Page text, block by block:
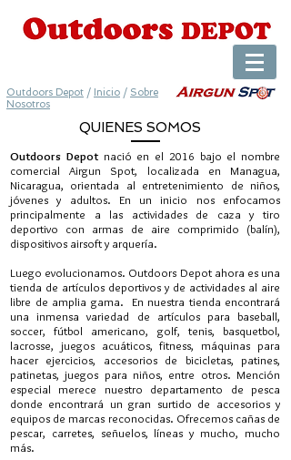
Outdoors Depot / Inicio / Sobre
Nosotros
QUIENES SOMOS
Outdoors Depotnació en el 2016 bajo el nombre
comercial Airgun Spot, localizada en Managua,
Nicaragua, orientada al entretenimiento de niños,
jóvenes y adultos. En un inicio nos enfocamos
principalmente a las actividades de caza y tiro
deportivo con armas de aire comprimido (balín),
dispositivos airsoft y arquería.
Luego evolucionamos. Outdoors Depot ahora es una
tienda de artículos deportivos y de actividades al aire
libre de amplia gama. En nuestra tienda encontrará
una inmensa variedad de artículos para baseball,
soccer, fútbol americano, golf, tenis, basquetbol,
lacrosse, juegos acuáticos, fitness, máquinas para
hacer ejercicios, accesorios de bicicletas, patines,
patinetas, juegos para niños, entre otros. Mención
especial merece nuestro departamento de pesca
donde encontrará un gran surtido de accesorios y
equipos de marcas reconocidas. Ofrecemos cañas de
pescar, carretes, señuelos, líneas y mucho, mucho
más.